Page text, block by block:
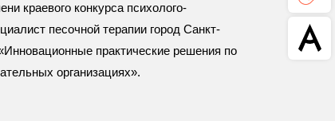
краевого конкурса психолого-
песочной терапии город Санкт-
практические решения по
организациях».